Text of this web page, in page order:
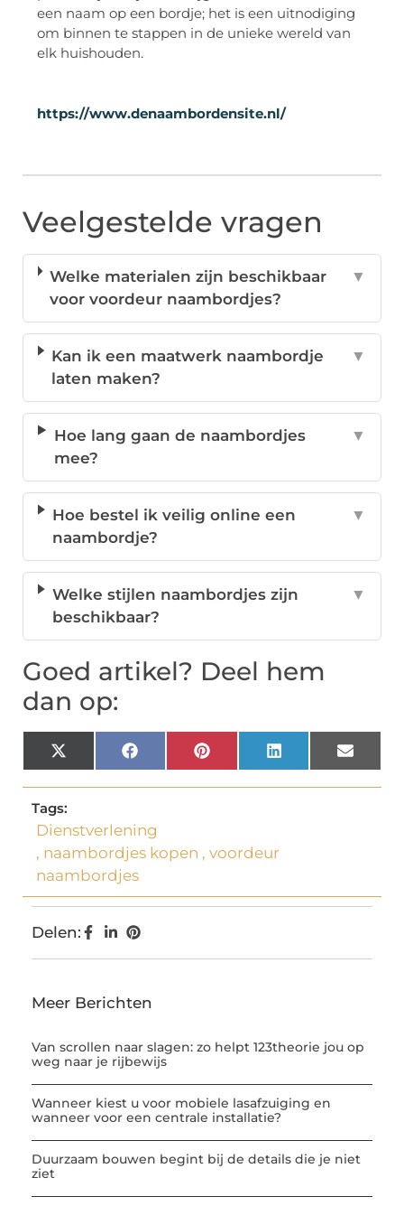
een naam op een bordje; het is een uitnodiging
om binnen te stappen in de unieke wereld van
elk huishouden.
https://www.denaambordensite.nl/
Veelgestelde vragen
Welke materialen zijn beschikbaar
voor voordeur naambordjes?
▼
Kan ik een maatwerk naambordje
laten maken?
▼
Hoe lang gaan de naambordjes
mee?
▼
Hoe bestel ik veilig online een
naambordje?
▼
Welke stijlen naambordjes zijn
beschikbaar?
▼
Goed artikel? Deel hem
dan op:
X
(Twitter)
FacebookPinterestLinkedInEmail
Tags:
Dienstverlening
, naambordjes kopen , voordeur
naambordjes
Delen:
Meer Berichten
Van scrollen naar slagen: zo helpt 123theorie jou op
weg naar je rijbewijs
Wanneer kiest u voor mobiele lasafzuiging en
wanneer voor een centrale installatie?
Duurzaam bouwen begint bij de details die je niet
ziet